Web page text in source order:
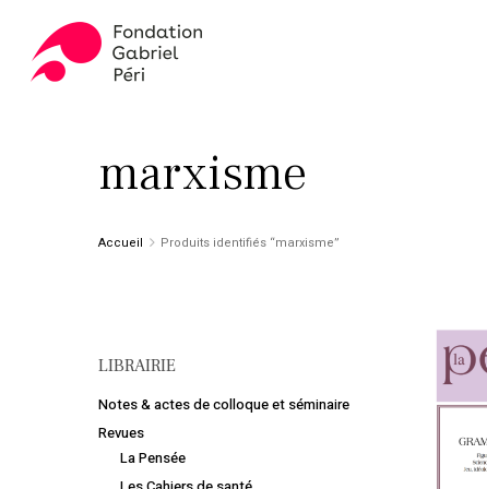
main
marxisme
Accueil Produits identifiés “marxisme”
LIBRAIRIE
Notes & actes de colloque et séminaire
Revues
La Pensée